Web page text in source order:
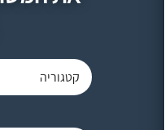
קטגוריה